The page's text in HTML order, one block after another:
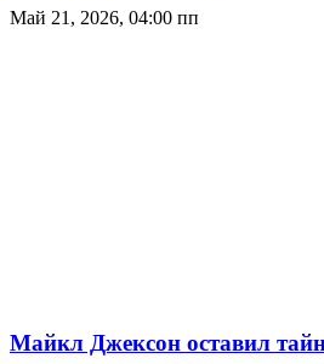
Май 21, 2026, 04:00 пп
Майкл Джексон оставил